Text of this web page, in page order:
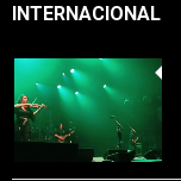
INTERNACIONAL